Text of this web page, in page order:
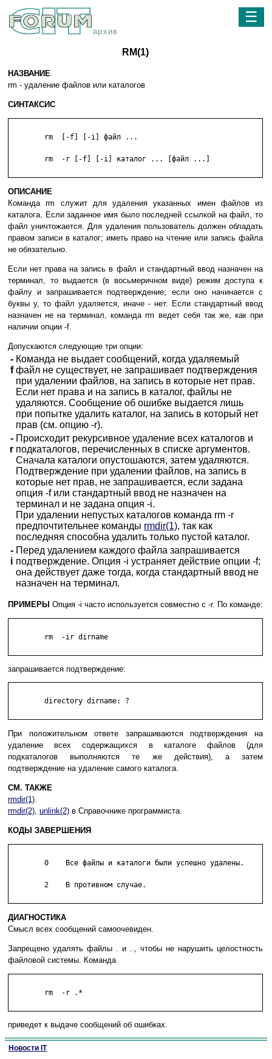
архив
☰
RM(1)
НАЗВАНИЕ
rm - удаление файлов или каталогов
СИНТАКСИС
ОПИСАНИЕ
Команда rm служит для удаления указанных имен файлов из
каталога. Если заданное имя было последней ссылкой на файл, то
файл уничтожается. Для удаления пользователь должен обладать
правом записи в каталог; иметь право на чтение или запись файла
не обязательно.
Если нет права на запись в файл и стандартный ввод назначен на
терминал, то выдается (в восьмеричном виде) режим доступа к
файлу и запрашивается подтверждение; если оно начинается с
буквы y, то файл удаляется, иначе - нет. Если стандартный ввод
назначен не на терминал, команда rm ведет себя так же, как при
наличии опции -f.
Допускаются следующие три опции:
-
f
Команда не выдает сообщений, когда удаляемый
файл не существует, не запрашивает подтверждения
при удалении файлов, на запись в которые нет прав.
Если нет права и на запись в каталог, файлы не
удаляются. Сообщение об ошибке выдается лишь
при попытке удалить каталог, на запись в который нет
прав (см. опцию -r).
-
r
Происходит рекурсивное удаление всех каталогов и
подкаталогов, перечисленных в списке аргументов.
Сначала каталоги опустошаются, затем удаляются.
Подтверждение при удалении файлов, на запись в
которые нет прав, не запрашивается, если задана
опция -f или стандартный ввод не назначен на
терминал и не задана опция -i.
При удалении непустых каталогов команда rm -r
предпочтительнее команды rmdir(1), так как
последняя способна удалить только пустой каталог.
-
i
Перед удалением каждого файла запрашивается
подтверждение. Опция -i устраняет действие опции -f;
она действует даже тогда, когда стандартный ввод не
назначен на терминал.
ПРИМЕРЫ Опция -i часто используется совместно с -r. По команде:
запрашивается подтверждение:
При положительном ответе запрашиваются подтверждения на
удаление всех содержащихся в каталоге файлов (для
подкаталогов выполняются те же действия), а затем
подтверждение на удаление самого каталога.
СМ. ТАКЖЕ
rmdir(1).
rmdir(2), unlink(2) в Справочнике программиста.
КОДЫ ЗАВЕРШЕНИЯ
ДИАГНОСТИКА
Смысл всех сообщений самоочевиден.
Запрещено удалять файлы . и .., чтобы не нарушить целостность
файловой системы. Команда
приведет к выдаче сообщений об ошибках.
Новости IT